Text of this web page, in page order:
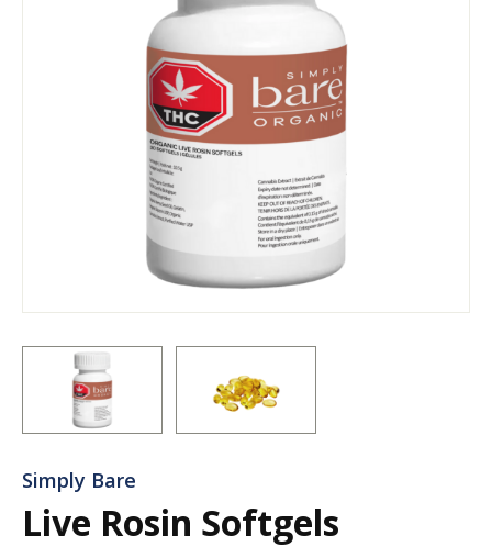
Simply Bare
Live Rosin Softgels